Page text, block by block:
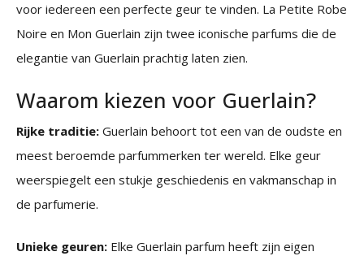
voor iedereen een perfecte geur te vinden. La Petite Robe
Noire en Mon Guerlain zijn twee iconische parfums die de
elegantie van Guerlain prachtig laten zien.
Waarom kiezen voor Guerlain?
Rijke traditie: Guerlain behoort tot een van de oudste en
meest beroemde parfummerken ter wereld. Elke geur
weerspiegelt een stukje geschiedenis en vakmanschap in
de parfumerie.
Unieke geuren: Elke Guerlain parfum heeft zijn eigen